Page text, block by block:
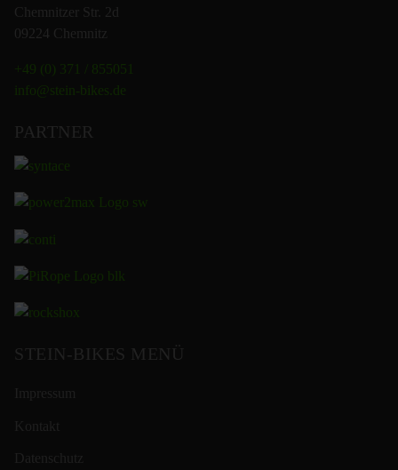
Chemnitzer Str. 2d
09224 Chemnitz
+49 (0) 371 / 855051
info@stein-bikes.de
PARTNER
STEIN-BIKES MENÜ